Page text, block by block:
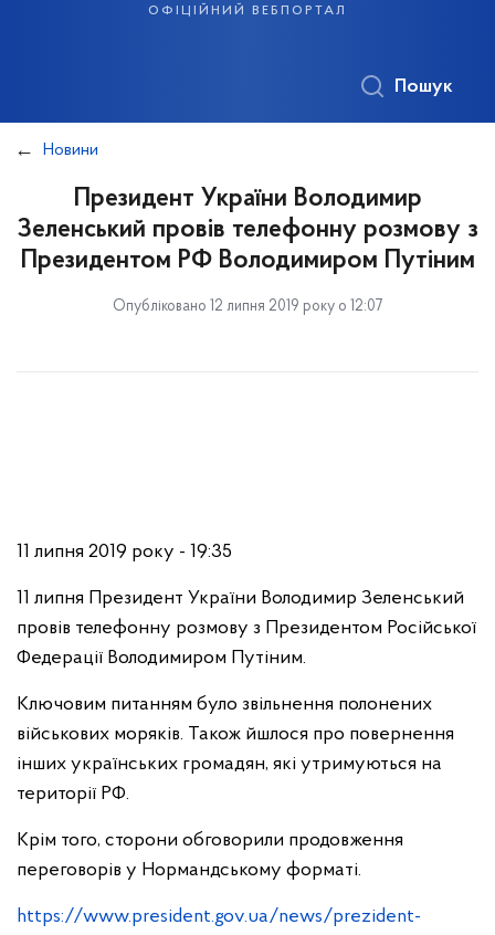
офіційний вебпортал
Пошук
Новини
Президент України Володимир
Зеленський провів телефонну розмову з
Президентом РФ Володимиром Путіним
Опубліковано 12 липня 2019 року о 12:07
11 липня 2019 року - 19:35
11 липня Президент України Володимир Зеленський
провів телефонну розмову з Президентом Російської
Федерації Володимиром Путіним.
Ключовим питанням було звільнення полонених
військових моряків. Також йшлося про повернення
інших українських громадян, які утримуються на
території РФ.
Крім того, сторони обговорили продовження
переговорів у Нормандському форматі.
https://www.president.gov.ua/news/prezident-